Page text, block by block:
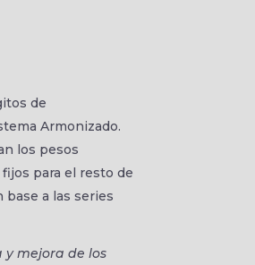
de
Armonizado.
los pesos
para el resto de
base a las series
y mejora de los